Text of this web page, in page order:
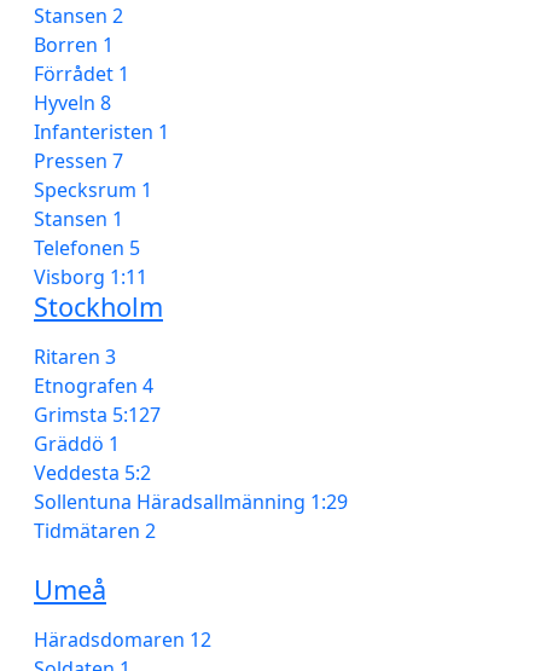
Stansen 2
Borren 1
Förrådet 1
Hyveln 8
Infanteristen 1
Pressen 7
Specksrum 1
Stansen 1
Telefonen 5
Visborg 1:11
Stockholm
Ritaren 3
Etnografen 4
Grimsta 5:127
Gräddö 1
Veddesta 5:2
Sollentuna Häradsallmänning 1:29
Tidmätaren 2
Umeå
Häradsdomaren 12